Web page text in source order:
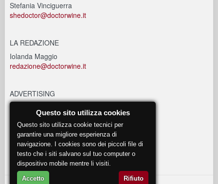
Stefania Vinciguerra
shedoctor@doctorwine.it
LA REDAZIONE
Iolanda Maggio
redazione@doctorwine.it
ADVERTISING
EVENTI
eventi@doctorwine.it
Questo sito utilizza cookies
Questo sito utilizza cookie tecnici per
garantire una migliore esperienza di
navigazione. I cookies sono dei piccoli file di
testo che i siti salvano sul tuo computer o
dispositivo mobile mentre li visiti.
Accetto Rifiuto